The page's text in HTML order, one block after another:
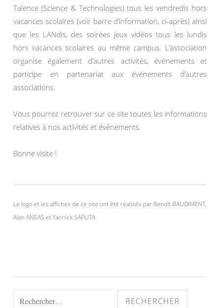
Talence (Science & Technologies) tous les vendredis hors
vacances scolaires (voir barre d’information, ci-après) ainsi
que les LANdis, des soirées jeux vidéos tous les lundis
hors vacances scolaires au même campus. L’association
organise également d’autres activités, évènements et
participe en partenariat aux événements d’autres
associations.
Vous pourrez retrouver sur ce site toutes les informations
relatives à nos activités et événements.
Bonne visite !
Le logo et les affiches de ce site ont été réalisés par Benoît BAUDIMENT,
Alan ANEAS et Yannick SAPUTA
Rechercher :